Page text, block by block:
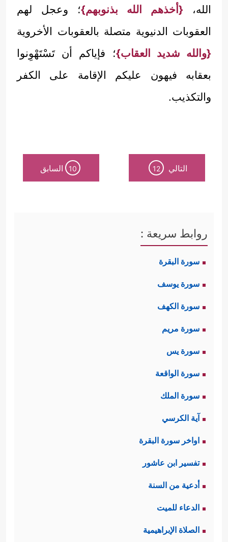
الله، {أخذهم الله بذنوبهم}؛ وعجل لهم
العقوبات الدنيوية متصلة بالعقوبات الأخروية
{والله شديد العقاب}؛ فإياكم أن تَسْتَهْوِنوا
بعقابه فيهون عليكم الإقامة على الكفر
والتكذيب.
التالي 12
10 السابق
روابط سريعة :
سورة البقرة
سورة يوسف
سورة الكهف
سورة مريم
سورة يس
سورة الواقعة
سورة الملك
آية الكرسي
اواخر سورة البقرة
تفسير ابن عاشور
أدعية من السنة
الدعاء للميت
الصلاة الإبراهيمية